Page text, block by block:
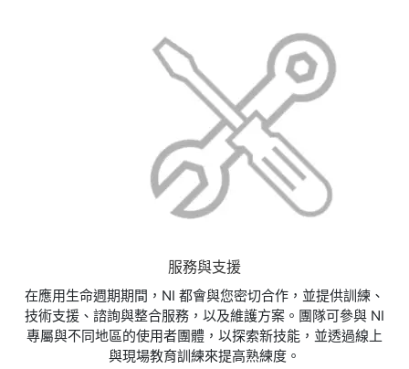
服務與支援
在應用生命週期期間，NI 都會與您密切合作，並提供訓練、
技術支援、諮詢與整合服務，以及維護方案。團隊可參與 NI
專屬與不同地區的使用者團體，以探索新技能，並透過線上
與現場教育訓練來提高熟練度。